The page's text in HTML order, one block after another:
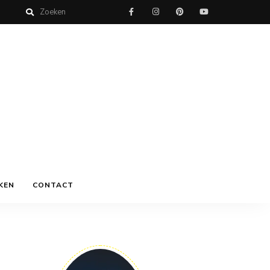
CONTACT